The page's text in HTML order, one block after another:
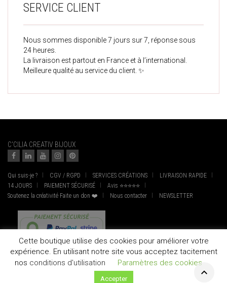
SERVICE CLIENT
Nous sommes disponible 7 jours sur 7, réponse sous
24 heures.
La livraison est partout en France et à l’international.
Meilleure qualité au service du client. ✨
C'CILIA CREATIV BIJOUX
Qui suis-je ? CGV / RGPD SERVICES CRÉATIONS
LIVRAISON RAPIDE
14 JOURS
PAIEMENT SÉCURISÉ
Avis ⭐⭐⭐⭐⭐
Soutenez la créativité Faite un don ❤️
Nous contacter NEWSLETTER
Cette boutique utilise des cookies pour améliorer votre
expérience. En utilisant notre site vous acceptez tacitement
conditions d'utilisation Paramètres des cookies